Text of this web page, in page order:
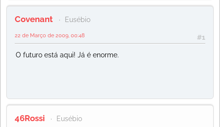
Covenant Eusébio
#1
22 de Março de 2009, 00:48
O futuro está aqui! Já é enorme.
46Rossi Eusébio